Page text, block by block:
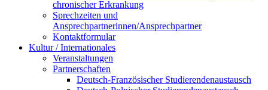
chronischer Erkrankung
Sprechzeiten und
Ansprechpartnerinnen/Ansprechpartner
Kontaktformular
Kultur / Internationales
Veranstaltungen
Partnerschaften
Deutsch-Französischer Studierendenaustausch